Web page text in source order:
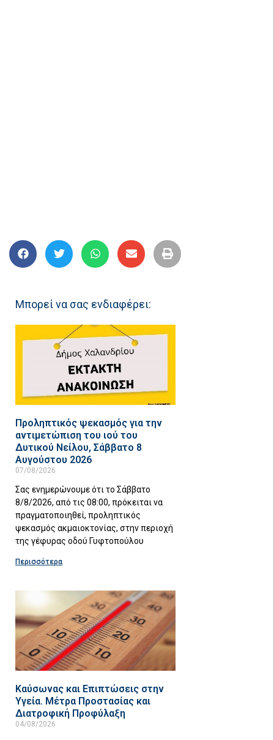
Μπορεί να σας ενδιαφέρει:
Προληπτικός ψεκασμός για την
αντιμετώπιση του ιού του
Δυτικού Νείλου, Σάββατο 8
Αυγούστου 2026
07/08/2026
Σας ενημερώνουμε ότι το Σάββατο
8/8/2026, από τις 08:00, πρόκειται να
πραγματοποιηθεί, προληπτικός
ψεκασμός ακμαιοκτονίας, στην περιοχή
της γέφυρας οδού Γυφτοπούλου
Περισσότερα
Καύσωνας και Επιπτώσεις στην
Υγεία. Μέτρα Προστασίας και
Διατροφική Προφύλαξη
04/08/2026